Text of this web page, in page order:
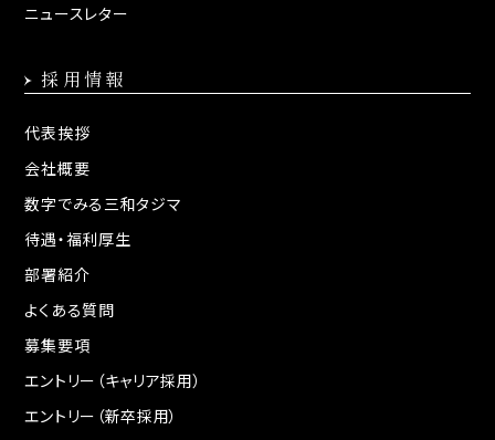
ニュースレター
採用情報
代表挨拶
会社概要
数字でみる三和タジマ
待遇・福利厚生
部署紹介
よくある質問
募集要項
エントリー（キャリア採用）
エントリー（新卒採用）